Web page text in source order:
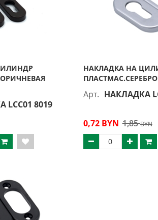
8019
НАКЛАДКА НА
ПЛАСТМАС.СЕРЕБРО
Арт. НАКЛАДКА
0,72 BYN 1,85BYN